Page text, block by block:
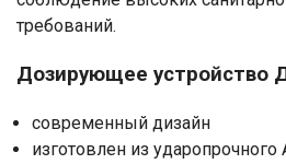
требований.
Дозирующее устройство
современный дизайн
изготовлен из ударопрочного
Ваше имя
Номер телефона
Отправить